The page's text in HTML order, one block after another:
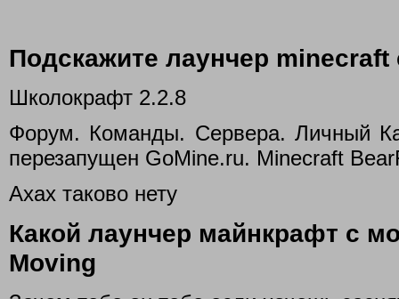
Подскажите лаунчер
Школокрафт 2.2.8
Форум. Команды. Сервера. Личный
перезапущен GoMine.ru. Minecraft
Ахах таково нету
Какой лаунчер майнкрафт с
Moving